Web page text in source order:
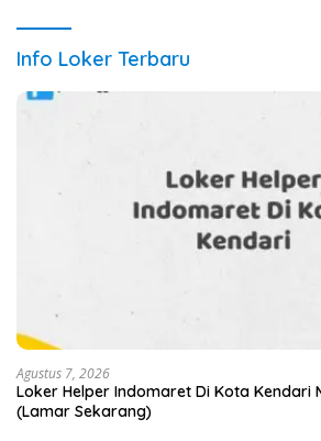
Info Loker Terbaru
Agustus 7, 2026
Loker Helper Indomaret Di Kota Kendari
(Lamar Sekarang)